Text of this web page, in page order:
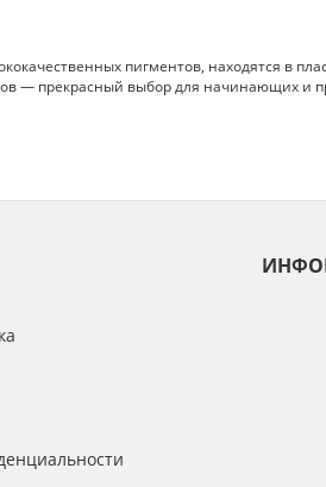
пигментов, находятся в
— прекрасный выбор для начинающих